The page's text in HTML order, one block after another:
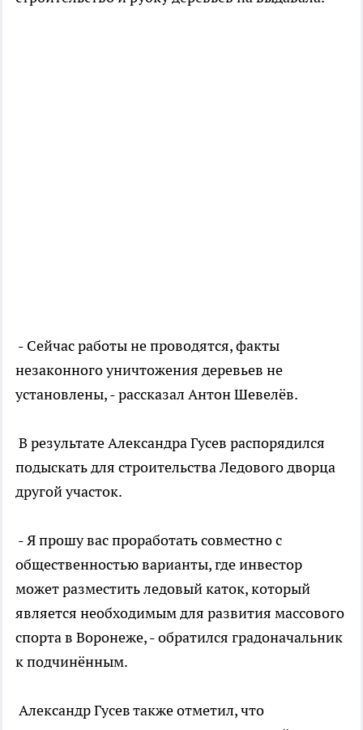
- Сейчас работы не проводятся, факты
незаконного уничтожения деревьев не
установлены, - рассказал Антон Шевелёв.
В результате Александра Гусев распорядился
подыскать для строительства Ледового дворца
другой участок.
- Я прошу вас проработать совместно с
общественностью варианты, где инвестор
может разместить ледовый каток, который
является необходимым для развития массового
спорта в Воронеже, - обратился градоначальник
к подчинённым.
Александр Гусев также отметил, что